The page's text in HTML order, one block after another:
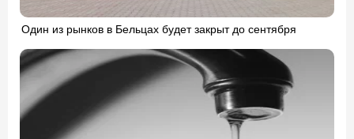
Один из рынков в Бельцах будет закрыт до сентября